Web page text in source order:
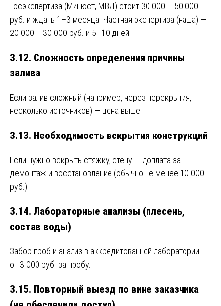
Госэкспертиза (Минюст, МВД) стоит 30 000 – 50 000
руб. и ждать 1–3 месяца. Частная экспертиза (наша) —
20 000 – 30 000 руб. и 5–10 дней.
3.12. Сложность определения причины
залива
Если залив сложный (например, через перекрытия,
несколько источников) — цена выше.
3.13. Необходимость вскрытия конструкций
Если нужно вскрыть стяжку, стену — доплата за
демонтаж и восстановление (обычно не менее 10 000
руб.).
3.14. Лабораторные анализы (плесень,
состав воды)
Забор проб и анализ в аккредитованной лаборатории —
от 3 000 руб. за пробу.
3.15. Повторный выезд по вине заказчика